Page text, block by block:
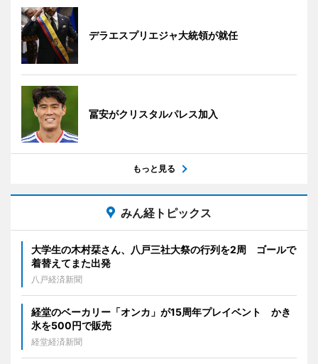
デラエスプリエジャ大統領が就任
冨安がクリスタルパレス加入
もっと見る
みん経トピックス
大学生の木村栞さん、八戸三社大祭の行列を2周 ゴールで
着替えてまた出発
八戸経済新聞
経堂のベーカリー「オンカ」が15周年プレイベント かき
氷を500円で販売
経堂経済新聞